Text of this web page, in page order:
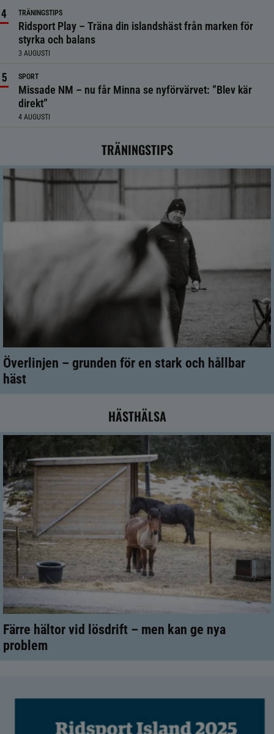
TRÄNINGSTIPS
Ridsport Play – Träna din islandshäst från marken för
styrka och balans
3 AUGUSTI
SPORT
Missade NM – nu får Minna se nyförvärvet: ”Blev kär
direkt”
4 AUGUSTI
TRÄNINGSTIPS
Överlinjen – grunden för en stark och hållbar
häst
HÄSTHÄLSA
Färre hältor vid lösdrift – men kan ge nya
problem